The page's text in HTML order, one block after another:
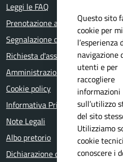
Leggi le FAQ
Prenotazione appuntamento
Segnalazione disservizio
Richiesta d'assistenza
Amministrazione trasparente
Cookie policy
Informativa Privacy
Note Legali
Albo pretorio
Dichiarazione di accessibilità
Questo sito
cookie per
l’esperienza
navigazione
utenti e per
raccogliere
informazioni
sull’utilizzo
del sito
Utilizziamo
cookie
conoscere i